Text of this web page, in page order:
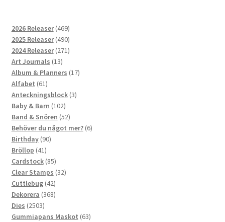
2026 Releaser 469469
produkter
2025 Releaser 490490
produkter
2024 Releaser 271271
Art Journals 1313
produkter
Album & Planners 1717
Alfabet 6161
produkter
Anteckningsblock 33
Baby & Barn 102102
produkter
Band & Snören 5252
produkter
Behöver du något mer? 66
Birthday 9090
Bröllop 4141
produkter
Cardstock 8585
produkter
Clear Stamps 3232
Cuttlebug 4242
produkter
Dekorera 368368
Dies 25032503
produkter
Gummiapans Maskot 6363